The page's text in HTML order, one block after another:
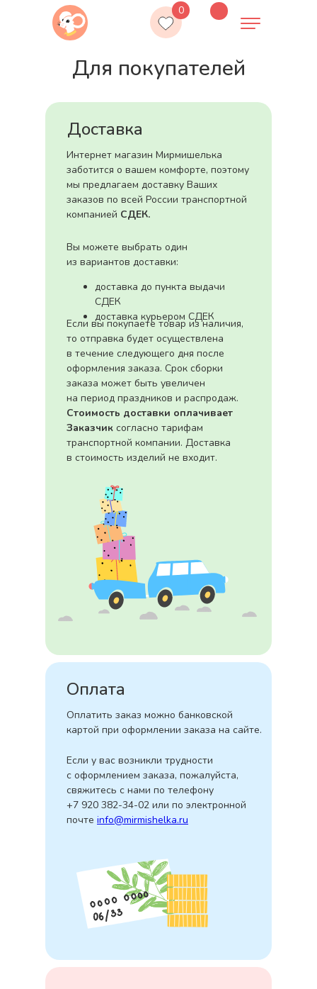
Каталог Family look
0
Для покупателей
Вы можете выбрать один
из вариантов доставки:
доставка до пункта выдачи
СДЕК
доставка курьером СДЕК
Интернет магазин Мирмишелька
заботится о вашем комфорте, поэтому
мы предлагаем доставку Ваших
заказов по всей России транспортной
компанией СДЕК.
Доставка
Если вы покупаете товар из наличия,
то отправка будет осуществлена
в течение следующего дня после
оформления заказа. Срок сборки
заказа может быть увеличен
на период праздников и распродаж.
Стоимость доставки оплачивает
Заказчик согласно тарифам
транспортной компании. Доставка
в стоимость изделий не входит.
Оплата
Оплатить заказ можно банковской
картой при оформлении заказа на сайте.
Если у вас возникли трудности
с оформлением заказа, пожалуйста,
свяжитесь с нами по телефону
+7 920 382-34-02 или по электронной
почте info@mirmishelka.ru